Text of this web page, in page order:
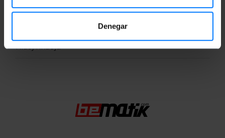
Denegar
Środki w pakiecie: 8.1 x 4.6 x 4.6 cm
Klasyfikacja